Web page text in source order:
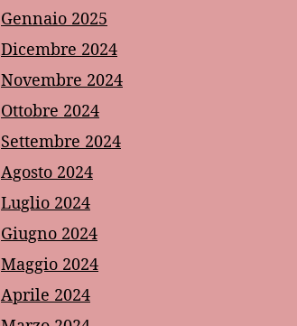
Gennaio 2025
Dicembre 2024
Novembre 2024
Ottobre 2024
Settembre 2024
Agosto 2024
Luglio 2024
Giugno 2024
Maggio 2024
Aprile 2024